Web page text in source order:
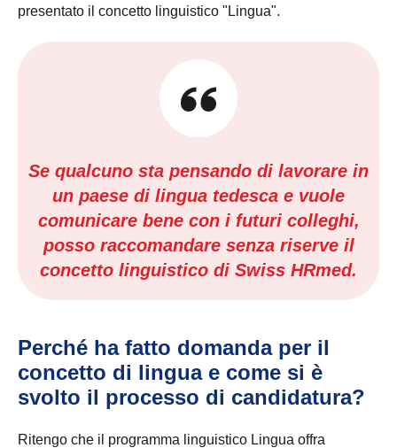
presentato il concetto linguistico "Lingua".
Se qualcuno sta pensando di lavorare in
un paese di lingua tedesca e vuole
comunicare bene con i futuri colleghi,
posso raccomandare senza riserve il
concetto linguistico di Swiss HRmed.
Perché ha fatto domanda per il
concetto di lingua e come si è
svolto il processo di candidatura?
Ritengo che il programma linguistico Lingua offra